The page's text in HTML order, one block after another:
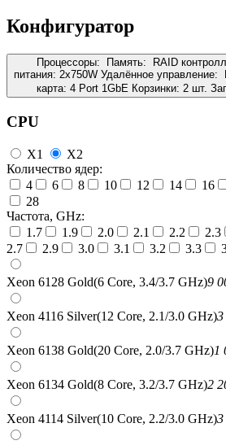
Конфигуратор
Процессоры: Память: RAID
питания: 2x750W Удалённое управление:
карта: 4 Port 1GbE Корзинки: 2 шт.
CPU
X1
X2
Количество ядер:
4
6 8 10 12 14 16
28
Частота, GHz:
1.7
1.9 2.0 2.1 2.2 2.3
2.7
2.9 3.0 3.1 3.2 3.3
Xeon 6128 Gold(6 Core, 3.4/3.7 GHz)9
Xeon 4116 Silver(12 Core, 2.1/3.0 GHz)3
Xeon 6138 Gold(20 Core, 2.0/3.7 GHz)1
Xeon 6134 Gold(8 Core, 3.2/3.7 GHz)2
Xeon 4114 Silver(10 Core, 2.2/3.0 GHz)3